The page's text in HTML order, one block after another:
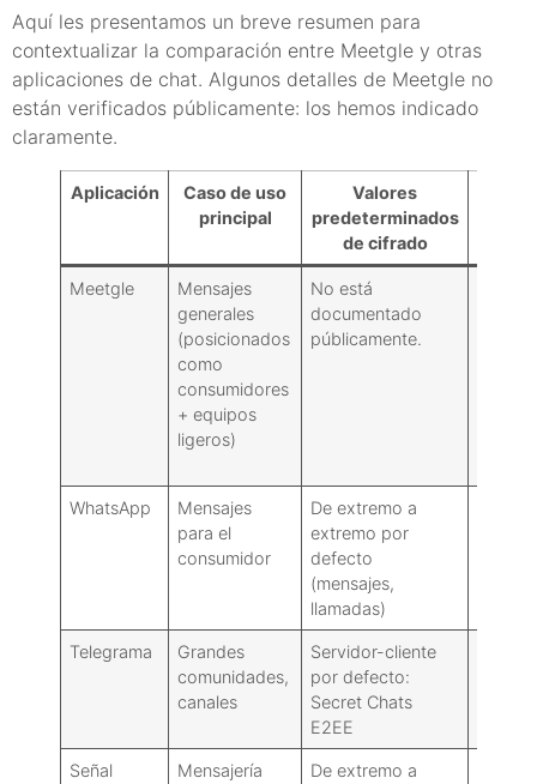
Aquí les presentamos un breve resumen para
contextualizar la comparación entre Meetgle y otras
aplicaciones de chat. Algunos detalles de Meetgle no
están verificados públicamente: los hemos indicado
claramente.
Aplicación
Caso de uso
principal
Valores
predeterminados
de cifrado
Meetgle
Mensajes
generales
(posicionados
como
consumidores
+ equipos
ligeros)
No está
documentado
públicamente.
WhatsApp
Mensajes
para el
consumidor
De extremo a
extremo por
defecto
(mensajes,
llamadas)
Telegrama
Grandes
comunidades,
canales
Servidor-cliente
por defecto:
Secret Chats
E2EE
Señal
Mensajería
De extremo a